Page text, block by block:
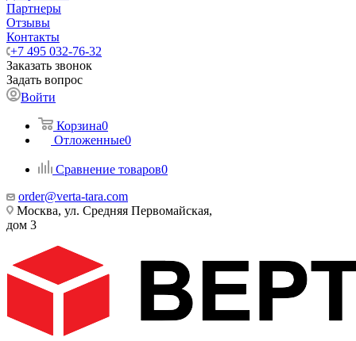
Партнеры
Отзывы
Контакты
+7 495 032-76-32
Заказать звонок
Задать вопрос
Войти
Корзина0
Отложенные0
Сравнение товаров0
order@verta-tara.com
Москва, ул. Средняя Первомайская,
дом 3